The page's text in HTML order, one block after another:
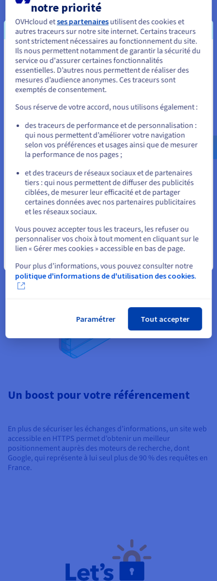
Un gage de sécurité pour votre
clientèle
Protéger les données et les transactions de vos clients grâce
vos visiteurs sur la sécurité de votre plateforme e-commerce.
En sécurisant les échanges avec votre serveur web, vous
renforcez votre crédibilité et inspirez confiance lors de
chaque connexion.
Un boost pour votre référencement
En plus de sécuriser les échanges d’informations, un site web
accessible en HTTPS permet d’obtenir un meilleur
positionnement auprès des moteurs de recherche, dont
Google, qui représente à lui seul plus de 90 % des requêtes en
France.
Vous semblez être localisé en États-
Unis.
Pour commander, rendez-vous sur le site de votre pays (États-
Allez sur le site États-Unis
us.ovhcloud.com/
Anglais USD - $
ou
Rester sur le site actuel
Sélectionner un autre site web
notre priorité
OVHcloud etses partenairesutilisent des cookies et
autres traceurs sur notre site internet. Certains traceurs
sont strictement nécessaires au fonctionnement du site.
Ils nous permettent notamment de garantir la sécurité du
service ou d'assurer certaines fonctionnalités
essentielles. D’autres nous permettent de réaliser des
mesures d’audience anonymes. Ces traceurs sont
exemptés de consentement.
Sous réserve de votre accord, nous utilisons également :
des traceurs de performance et de personnalisation :
qui nous permettent d’améliorer votre navigation
selon vos préférences et usages ainsi que de mesurer
la performance de nos pages ;
et des traceurs de réseaux sociaux et de partenaires
tiers : qui nous permettent de diffuser des publicités
ciblées, de mesurer leur efficacité et de partager
certaines données avec nos partenaires publicitaires
et les réseaux sociaux.
Vous pouvez accepter tous les traceurs, les refuser ou
personnaliser vos choix à tout moment en cliquant sur le
lien « Gérer mes cookies » accessible en bas de page.
Pour plus d’informations, vous pouvez consulter notre
politique d'informations de d'utilisation des cookies.
Paramétrer Tout accepter